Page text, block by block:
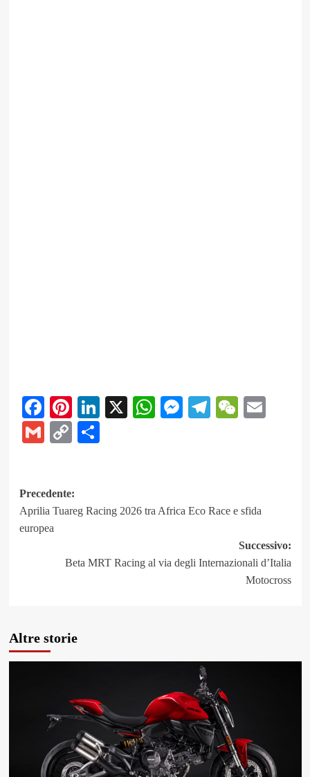
Facebook
Pinterest
LinkedIn
X WhatsApp
Messenger
Telegram
Gmail
CopyShare
Navigazione
articolo
Precedente:
Aprilia Tuareg Racing 2026 tra Africa Eco Race e sfida
europea
Successivo:
Beta MRT Racing al via degli Internazionali d’Italia
Motocross
Altre storie